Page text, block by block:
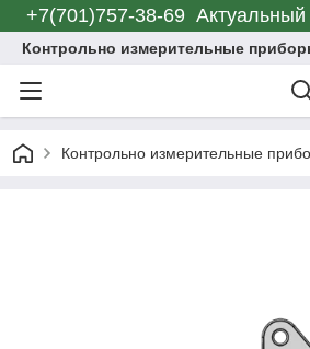
+7(701)757-38-69
Контрольно измерительные
Контрольно измерительные